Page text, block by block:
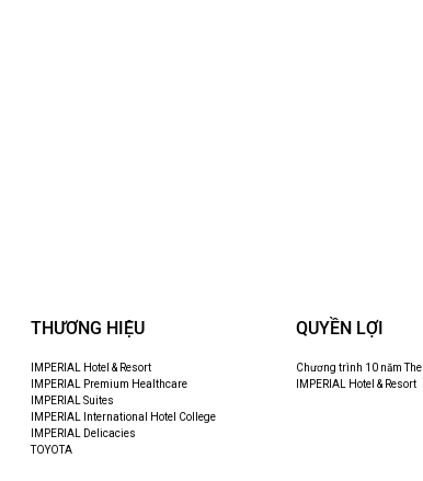
THƯƠNG HIỆU
IMPERIAL Hotel & Resort
IMPERIAL Premium Healthcare
IMPERIAL Suites
IMPERIAL International Hotel College
IMPERIAL Delicacies
TOYOTA
QUYỀN LỢI
Chương trình 10 năm The
IMPERIAL Hotel & Resort